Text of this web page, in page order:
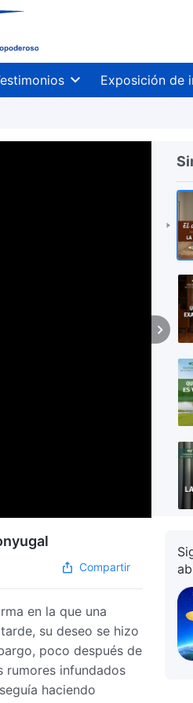
Exposición de
Compartir
en la que una
su deseo se hizo
poco después de
rumores infundados
haciendo